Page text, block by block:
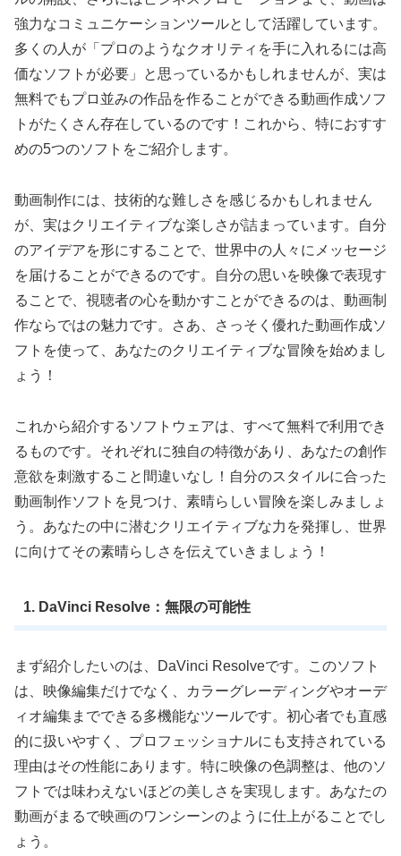
強力なコミュニケーションツールとして活躍しています。
多くの人が「プロのようなクオリティを手に入れるには高
価なソフトが必要」と思っているかもしれませんが、実は
無料でもプロ並みの作品を作ることができる動画作成ソフ
トがたくさん存在しているのです！これから、特におすす
めの5つのソフトをご紹介します。
動画制作には、技術的な難しさを感じるかもしれません
が、実はクリエイティブな楽しさが詰まっています。自分
のアイデアを形にすることで、世界中の人々にメッセージ
を届けることができるのです。自分の思いを映像で表現す
ることで、視聴者の心を動かすことができるのは、動画制
作ならではの魅力です。さあ、さっそく優れた動画作成ソ
フトを使って、あなたのクリエイティブな冒険を始めまし
ょう！
これから紹介するソフトウェアは、すべて無料で利用でき
るものです。それぞれに独自の特徴があり、あなたの創作
意欲を刺激すること間違いなし！自分のスタイルに合った
動画制作ソフトを見つけ、素晴らしい冒険を楽しみましょ
う。あなたの中に潜むクリエイティブな力を発揮し、世界
に向けてその素晴らしさを伝えていきましょう！
1. DaVinci Resolve：無限の可能性
まず紹介したいのは、DaVinci Resolveです。このソフト
は、映像編集だけでなく、カラーグレーディングやオーデ
ィオ編集までできる多機能なツールです。初心者でも直感
的に扱いやすく、プロフェッショナルにも支持されている
理由はその性能にあります。特に映像の色調整は、他のソ
フトでは味わえないほどの美しさを実現します。あなたの
動画がまるで映画のワンシーンのように仕上がることでし
ょう。